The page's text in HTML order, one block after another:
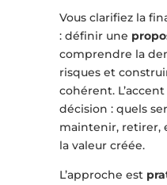
Vous clarifiez la
: définir une
comprendre la
risques et
cohérent.
décision : quels
maintenir, retirer,
la valeur créée.
L’approche est